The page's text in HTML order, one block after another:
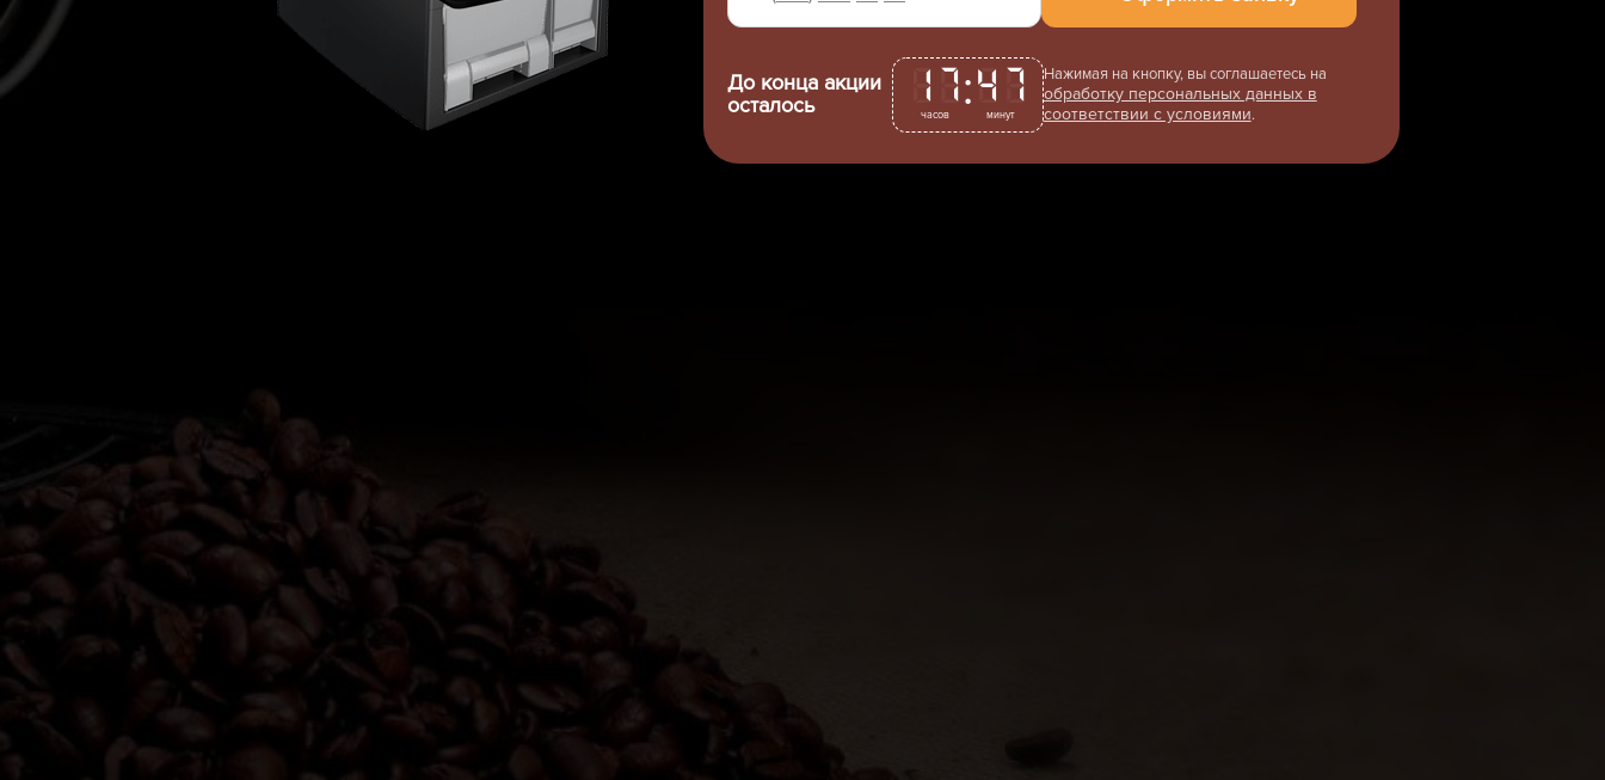
До конца акции
осталось
17
часов :47
минут
Нажимая на кнопку, вы соглашаетесь на
обработку персональных данных в
соответствии с условиями.